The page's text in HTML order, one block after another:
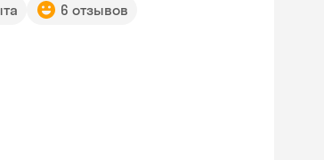
6 отзывов